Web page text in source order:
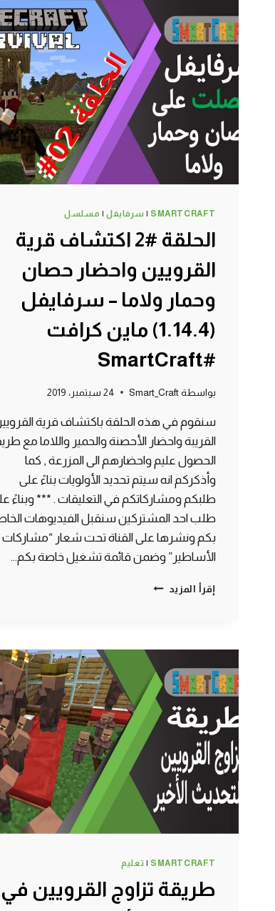
بوابة
للجحيم
–
سرفايفل
ماين
كرافت
#SMARTCRAFT
SMARTCRAFT
| سرفايفل| مسلسل
الحلقة #2 اكتشاف قرية
القرويين واحضار حصان
وحمار ولاما – سرفايفل
(1.14.4) ماين كرافت
#SmartCraft
بواسطة Smart_Craft 24 سبتمبر، 2019
سنقوم في هذه الحلقة باكتشاف قرية
القريبة واحضار الأحصنة والحمير واللاما مع
الحصول عليم واحضارهم الى المزرعة , كما
وأذكركم انه سيتم تحديد الأولويات بناءً على
طلبكم ومشاركاتكم في التعليقات . *** وبناءً
طلب احد المشتركين سنقبل الفيديوهات
بكم ونشرها على القناة تحت شعار “مشاركات
الأساطير” وضمن قائمة تشغيل خاصة بكم…
إقرأ المزيد الحلقة
واحضار
حصان
وحمار
ولاما
–
سرفايفل
ماين
#SMARTCRAFT
SMARTCRAFT
| تعليم
طريقة تزاوج القرويين في